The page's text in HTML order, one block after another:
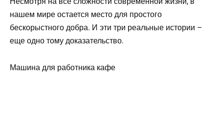
нашем мире остается место для простого
бескорыстного добра. И эти три реальные истории –
еще одно тому доказательство.
Машина для работника кафе